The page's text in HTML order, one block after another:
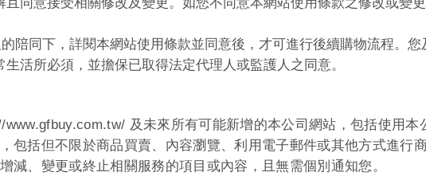
陪同下，詳閱本網站使用條款並同意後，才可進行後續購物流程。您
活所必須，並擔保已取得法定代理人或監護人之同意。
www.gfbuy.com.tw/ 及未來所有可能新增的本公司網站，包括使用本
包括但不限於商品買賣、內容瀏覽、利用電子郵件或其他方式進行
減、變更或終止相關服務的項目或內容，且無需個別通知您。